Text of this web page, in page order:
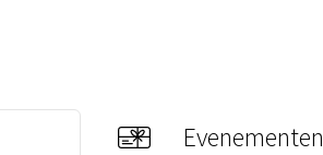
Evenementen